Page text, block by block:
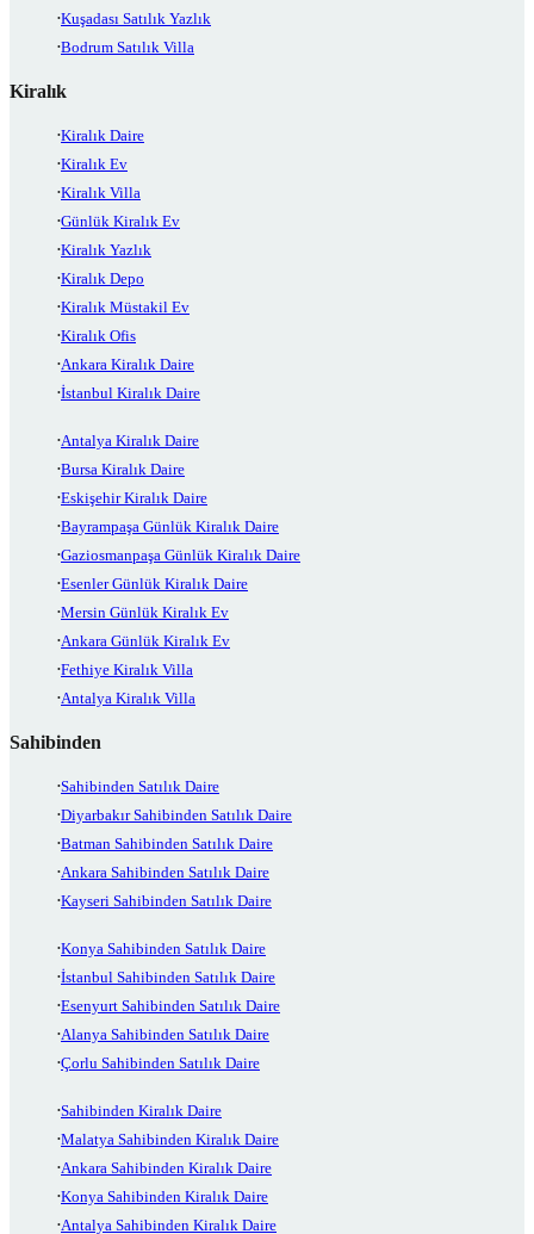
Kuşadası Satılık Yazlık
Bodrum Satılık Villa
Kiralık
Kiralık Daire
Kiralık Ev
Kiralık Villa
Günlük Kiralık Ev
Kiralık Yazlık
Kiralık Depo
Kiralık Müstakil Ev
Kiralık Ofis
Ankara Kiralık Daire
İstanbul Kiralık Daire
Antalya Kiralık Daire
Bursa Kiralık Daire
Eskişehir Kiralık Daire
Bayrampaşa Günlük Kiralık Daire
Gaziosmanpaşa Günlük Kiralık Daire
Esenler Günlük Kiralık Daire
Mersin Günlük Kiralık Ev
Ankara Günlük Kiralık Ev
Fethiye Kiralık Villa
Antalya Kiralık Villa
Sahibinden
Sahibinden Satılık Daire
Diyarbakır Sahibinden Satılık Daire
Batman Sahibinden Satılık Daire
Ankara Sahibinden Satılık Daire
Kayseri Sahibinden Satılık Daire
Konya Sahibinden Satılık Daire
İstanbul Sahibinden Satılık Daire
Esenyurt Sahibinden Satılık Daire
Alanya Sahibinden Satılık Daire
Çorlu Sahibinden Satılık Daire
Sahibinden Kiralık Daire
Malatya Sahibinden Kiralık Daire
Ankara Sahibinden Kiralık Daire
Konya Sahibinden Kiralık Daire
Antalya Sahibinden Kiralık Daire